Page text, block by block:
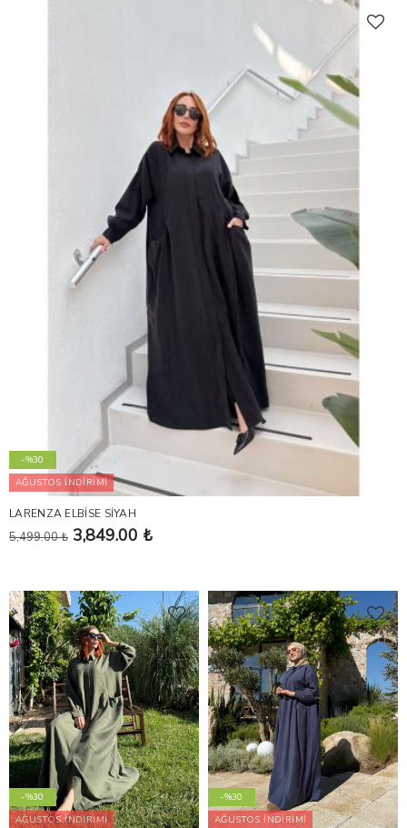
-%30
AĞUSTOS İNDİRİMİ
LARENZA ELBİSE SİYAH
5,499.00 ₺ 3,849.00 ₺
-%30
AĞUSTOS İNDİRİMİ
-%30
AĞUSTOS İNDİRİMİ